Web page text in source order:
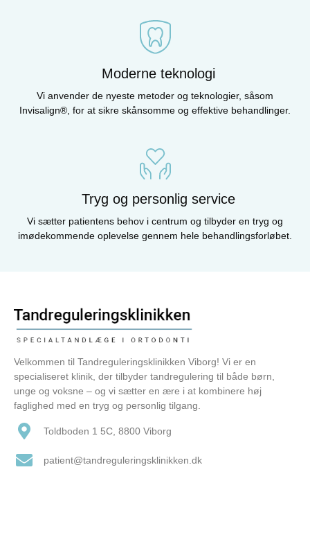
Moderne teknologi
Vi anvender de nyeste metoder og teknologier, såsom
Invisalign®, for at sikre skånsomme og effektive behandlinger.
Tryg og personlig service
Vi sætter patientens behov i centrum og tilbyder en tryg og
imødekommende oplevelse gennem hele behandlingsforløbet.
Velkommen til Tandreguleringsklinikken Viborg! Vi er en
specialiseret klinik, der tilbyder tandregulering til både børn,
unge og voksne – og vi sætter en ære i at kombinere høj
faglighed med en tryg og personlig tilgang.
Toldboden 1 5C, 8800 Viborg
patient@tandreguleringsklinikken.dk